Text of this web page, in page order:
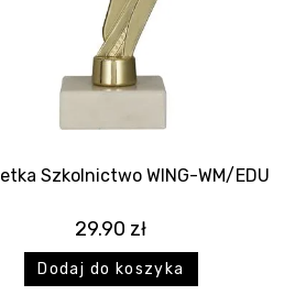
Szkolnictwo WING-WM/EDU
29.90 zł
Dodaj do koszyka